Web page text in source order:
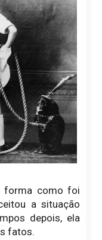
forma como foi
a situação
depois, ela
fatos.